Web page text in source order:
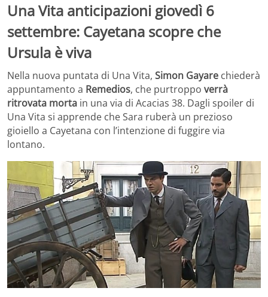
Una Vita anticipazioni giovedì 6
settembre: Cayetana scopre che
Ursula è viva
Nella nuova puntata di Una Vita, Simon Gayare chiederà
appuntamento a Remedios, che purtroppo verrà
ritrovata morta in una via di Acacias 38. Dagli spoiler di
Una Vita si apprende che Sara ruberà un prezioso
gioiello a Cayetana con l’intenzione di fuggire via
lontano.